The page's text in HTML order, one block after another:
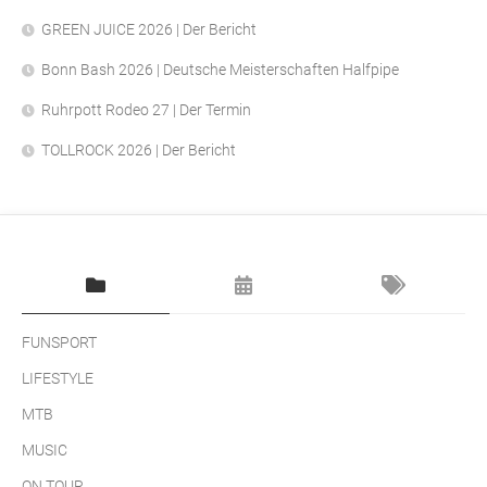
GREEN JUICE 2026 | Der Bericht
Bonn Bash 2026 | Deutsche Meisterschaften Halfpipe
Ruhrpott Rodeo 27 | Der Termin
TOLLROCK 2026 | Der Bericht
FUNSPORT
LIFESTYLE
MTB
MUSIC